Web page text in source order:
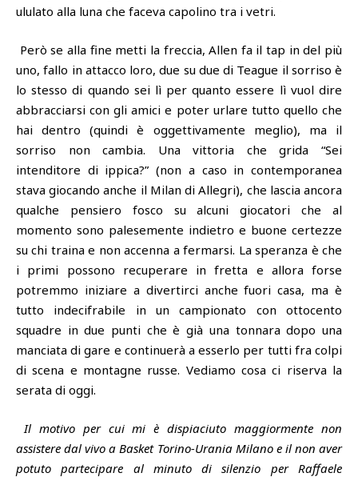
ululato alla luna che faceva capolino tra i vetri.
Però se alla fine metti la freccia, Allen fa il tap in del più
uno, fallo in attacco loro, due su due di Teague il sorriso è
lo stesso di quando sei lì per quanto essere lì vuol dire
abbracciarsi con gli amici e poter urlare tutto quello che
hai dentro (quindi è oggettivamente meglio), ma il
sorriso non cambia. Una vittoria che grida “Sei
intenditore di ippica?” (non a caso in contemporanea
stava giocando anche il Milan di Allegri), che lascia ancora
qualche pensiero fosco su alcuni giocatori che al
momento sono palesemente indietro e buone certezze
su chi traina e non accenna a fermarsi. La speranza è che
i primi possono recuperare in fretta e allora forse
potremmo iniziare a divertirci anche fuori casa, ma è
tutto indecifrabile in un campionato con ottocento
squadre in due punti che è già una tonnara dopo una
manciata di gare e continuerà a esserlo per tutti fra colpi
di scena e montagne russe. Vediamo cosa ci riserva la
serata di oggi.
Il motivo per cui mi è dispiaciuto maggiormente non
assistere dal vivo a Basket Torino-Urania Milano e il non aver
potuto partecipare al minuto di silenzio per Raffaele